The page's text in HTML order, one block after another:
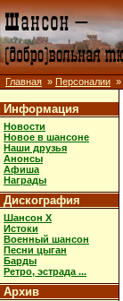
Главная » Персоналии »
Информация
Новости
Новое в шансоне
Наши друзья
Анонсы
Афиша
Награды
Дискография
Шансон X
Истоки
Военный шансон
Песни цыган
Барды
Ретро, эстрада ...
Архив